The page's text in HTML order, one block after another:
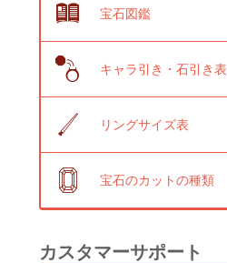
宝石図鑑
キャラ引き・石引き表
リングサイズ表
宝石のカットの種類
カスタマーサポート